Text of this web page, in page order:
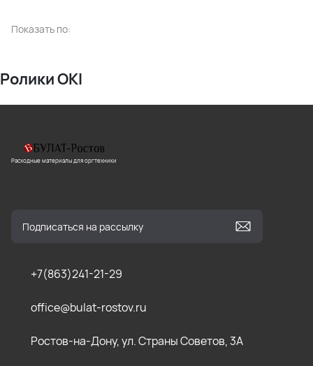
Показать по:
Ролики OKI
Расходные материалы для оргтехники
+7(863)241-21-29
office@bulat-rostov.ru
Ростов-на-Дону, ул. Страны Советов, 3А